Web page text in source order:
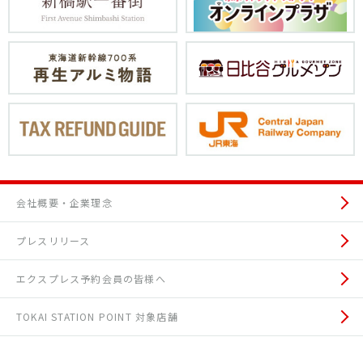
会社概要・企業理念
プレスリリース
エクスプレス予約会員の皆様へ
TOKAI STATION POINT 対象店舗